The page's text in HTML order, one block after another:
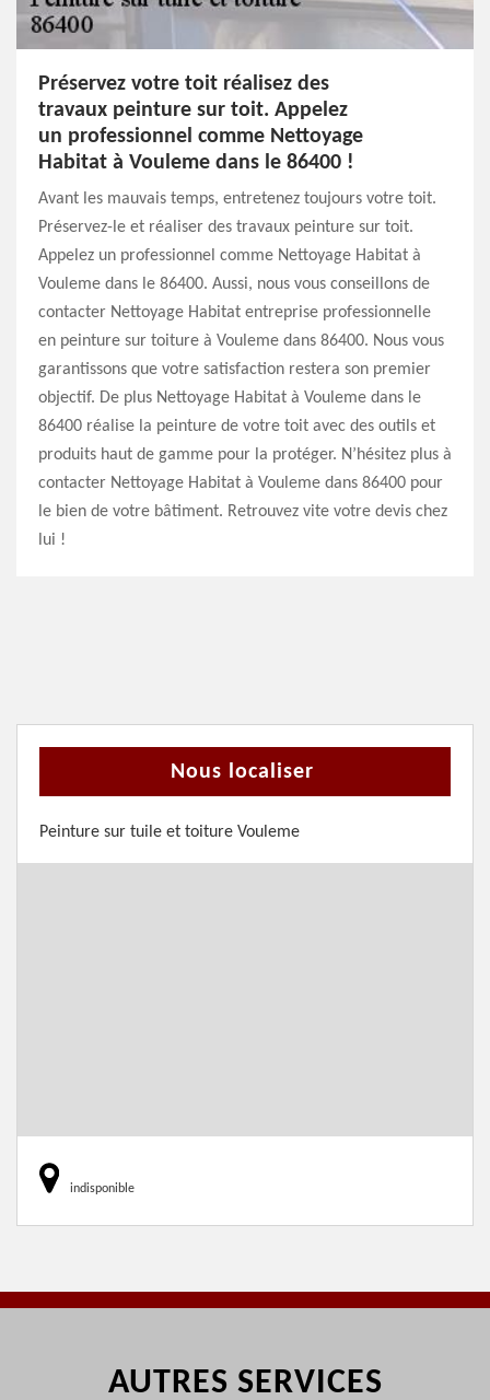
Préservez votre toit réalisez des
travaux peinture sur toit. Appelez
un professionnel comme Nettoyage
Habitat à Vouleme dans le 86400 !
Avant les mauvais temps, entretenez toujours votre toit.
Préservez-le et réaliser des travaux peinture sur toit.
Appelez un professionnel comme Nettoyage Habitat à
Vouleme dans le 86400. Aussi, nous vous conseillons de
contacter Nettoyage Habitat entreprise professionnelle
en peinture sur toiture à Vouleme dans 86400. Nous vous
garantissons que votre satisfaction restera son premier
objectif. De plus Nettoyage Habitat à Vouleme dans le
86400 réalise la peinture de votre toit avec des outils et
produits haut de gamme pour la protéger. N’hésitez plus à
contacter Nettoyage Habitat à Vouleme dans 86400 pour
le bien de votre bâtiment. Retrouvez vite votre devis chez
lui !
Nous localiser
Peinture sur tuile et toiture Vouleme
indisponible
AUTRES SERVICES